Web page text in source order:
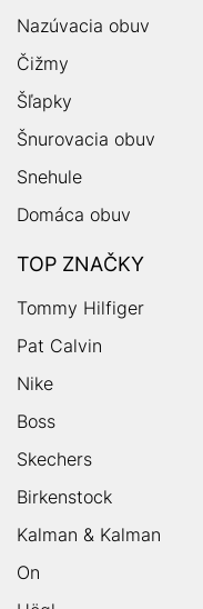
Nazúvacia obuv
Čižmy
Šľapky
Šnurovacia obuv
Snehule
Domáca obuv
TOP ZNAČKY
Tommy Hilfiger
Pat Calvin
Nike
Boss
Skechers
Birkenstock
Kalman & Kalman
On